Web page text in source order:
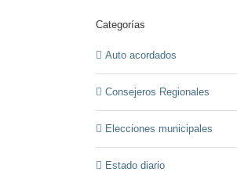
Categorías
Auto acordados
Consejeros Regionales
Elecciones municipales
Estado diario